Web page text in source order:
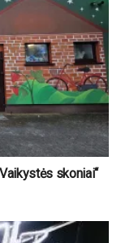
skoniai“